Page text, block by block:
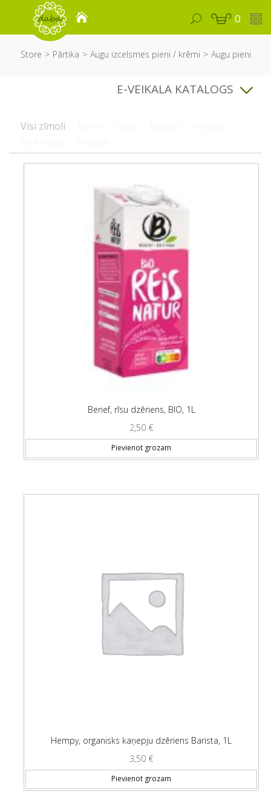
0
Store Pārtika Augu izcelsmes pieni / krēmi Augu pieni
E-VEIKALA KATALOGS
Visi zīmoli
Berief, rīsu dzēriens, BIO, 1L
2,50 €
Pievienot grozam
Hempy, organisks kaņepju dzēriens Barista, 1L
3,50 €
Pievienot grozam